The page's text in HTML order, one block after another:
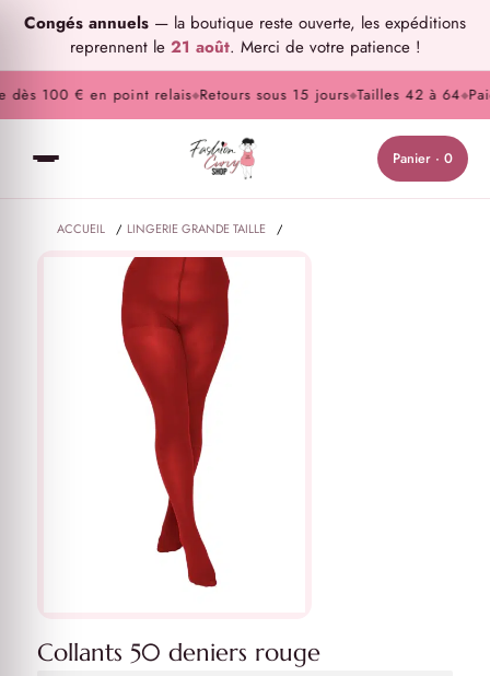
Congés annuels — la boutique reste ouverte, les expéditions
reprennent le 21 août. Merci de votre patience !
100 € en point relais◆Retours sous 15 jours◆Tailles 42 à 64◆
Panier · 0
ACCUEIL / LINGERIE GRANDE TAILLE
/
COLLANTS/BAS GRANDE TAILLE
COLLANTS OPAQUES GRANDE TAILLE
COLLANTS 50 DENIERS ROUGE
Collants 50 deniers rouge